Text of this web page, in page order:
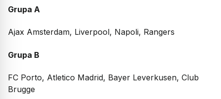
Grupa A
Ajax Amsterdam, Liverpool, Napoli, Rangers
Grupa B
FC Porto, Atletico Madrid, Bayer Leverkusen, Club
Brugge